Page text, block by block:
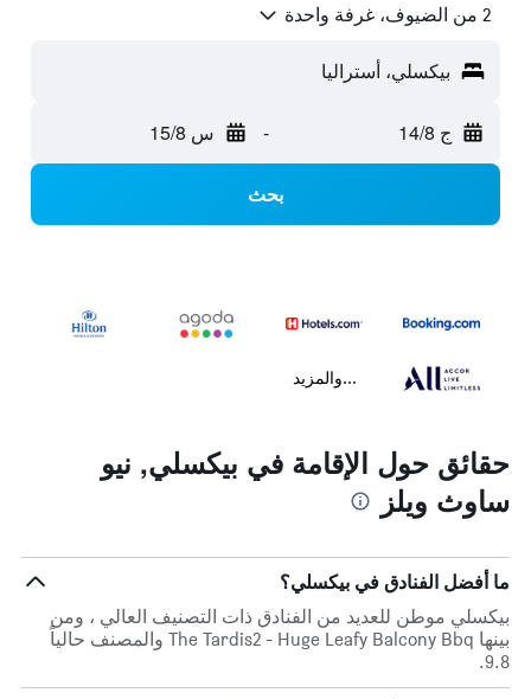
2 من الضيوف، غرفة واحدة
بيكسلي، أستراليا
ج 14/8 - س 15/8
بحث
...والمزيد
حقائق حول الإقامة في بيكسلي, نيو
ساوث ويلز
ما أفضل الفنادق في بيكسلي؟
بيكسلي موطن للعديد من الفنادق ذات التصنيف العالي ، ومن
بينها The Tardis2 - Huge Leafy Balcony Bbq والمصنف حالياً
9.8.